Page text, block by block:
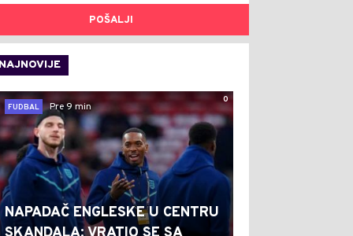
POŠALJI
NAJNOVIJE
0
FUDBAL
Pre 9 min
NAPADAČ ENGLESKE U CENTRU